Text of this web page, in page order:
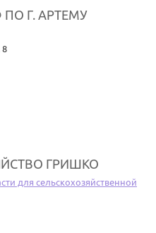
Г. АРТЕМУ
8
ГРИШКО
для сельскохозяйственной